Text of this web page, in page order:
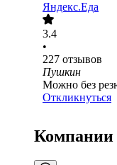
Яндекс.Еда
3.4
•
227 отзывов
Пушкин
Можно без
Откликнуться
Компании